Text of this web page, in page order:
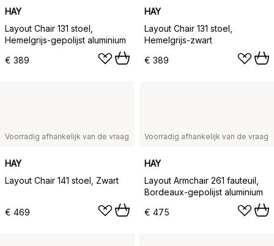
HAY
Layout Chair 131 stoel,
Hemelgrijs-gepolijst aluminium
€ 389
HAY
Layout Chair 131 stoel,
Hemelgrijs-zwart
€ 389
Voorradig afhankelijk van de vraag
HAY
Layout Chair 141 stoel, Zwart
€ 469
Voorradig afhankelijk van de vraag
HAY
Layout Armchair 261 fauteuil,
Bordeaux-gepolijst aluminium
€ 475